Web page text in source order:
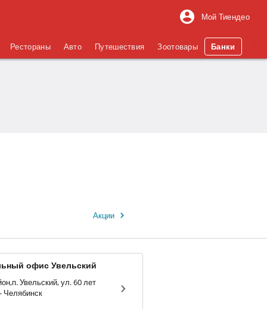
Мой Тиендео
Рестораны Авто Путешествия Зоотовары Банки
Акции
офис Увельский
Увельский, ул. 60 лет
Октября, д. 3. - Челябинск